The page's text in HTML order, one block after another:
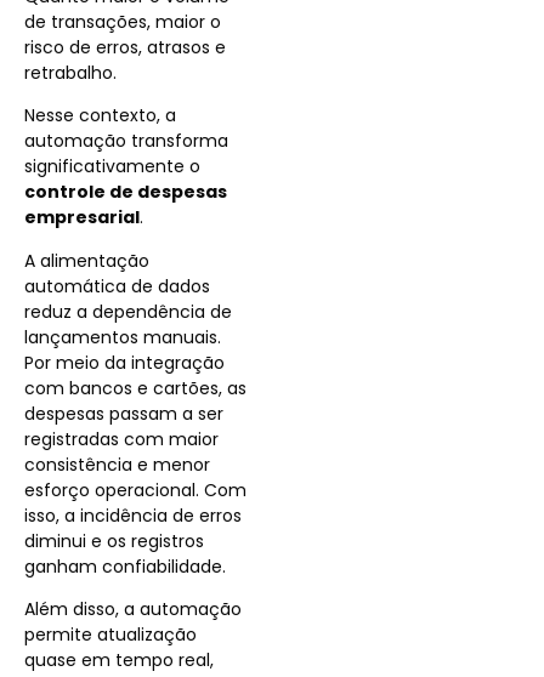
de transações, maior o
risco de erros, atrasos e
retrabalho.
Nesse contexto, a
automação transforma
significativamente o
controle de despesas
empresarial.
A alimentação
automática de dados
reduz a dependência de
lançamentos manuais.
Por meio da integração
com bancos e cartões, as
despesas passam a ser
registradas com maior
consistência e menor
esforço operacional. Com
isso, a incidência de erros
diminui e os registros
ganham confiabilidade.
Além disso, a automação
permite atualização
quase em tempo real,